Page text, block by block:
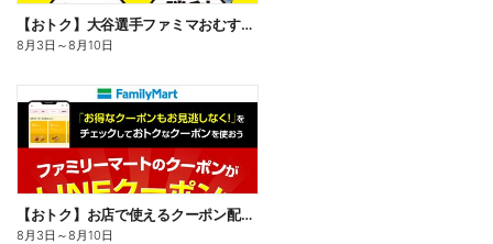
【おトク】大谷選手ファミマおむすび割
8月3日 ～8月10日
【おトク】お店で使えるクーポン配信中
8月3日 ～8月10日